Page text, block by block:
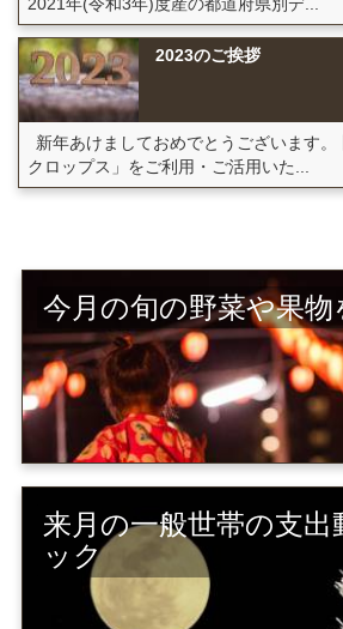
2021年(令和3年)度産の都道府県別デ...
2023のご挨拶
新年あけましておめでとうございます
クロップス」をご利用・ご活用いた...
今月の旬の野菜や果
来月の一般世帯の支出
ック